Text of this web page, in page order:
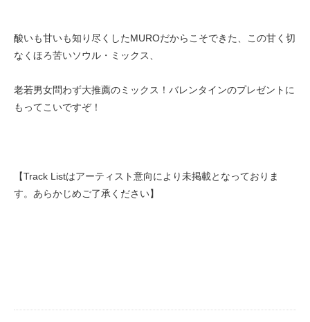
酸いも甘いも知り尽くしたMUROだからこそできた、この甘く切
なくほろ苦いソウル・ミックス、
老若男女問わず大推薦のミックス！バレンタインのプレゼントに
もってこいですぞ！
【Track Listはアーティスト意向により未掲載となっておりま
す。あらかじめご了承ください】